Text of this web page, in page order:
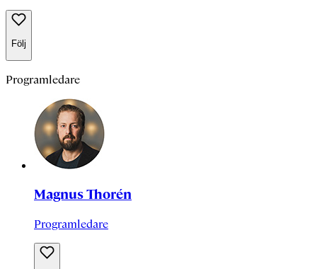
Följ
Programledare
Magnus Thorén
Programledare